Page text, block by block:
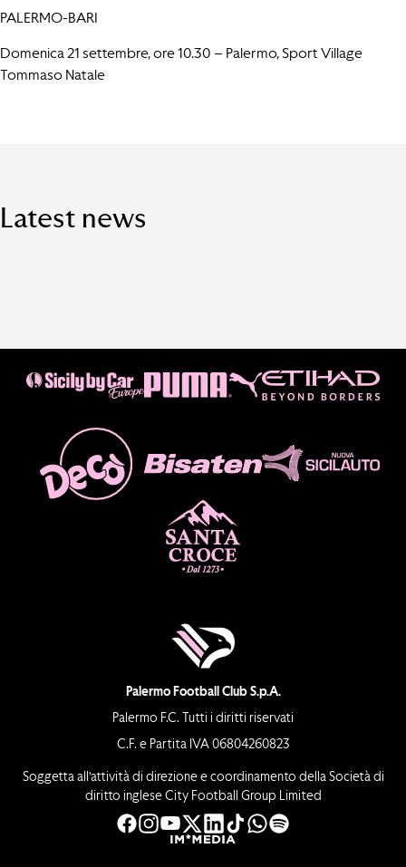
PALERMO-BARI
Domenica 21 settembre, ore 10.30 – Palermo, Sport Village
Tommaso Natale
Latest news
Palermo Football Club S.p.A.
Palermo F.C. Tutti i diritti riservati
C.F. e Partita IVA 06804260823
Soggetta all’attività di direzione e coordinamento della Società di
diritto inglese City Football Group Limited